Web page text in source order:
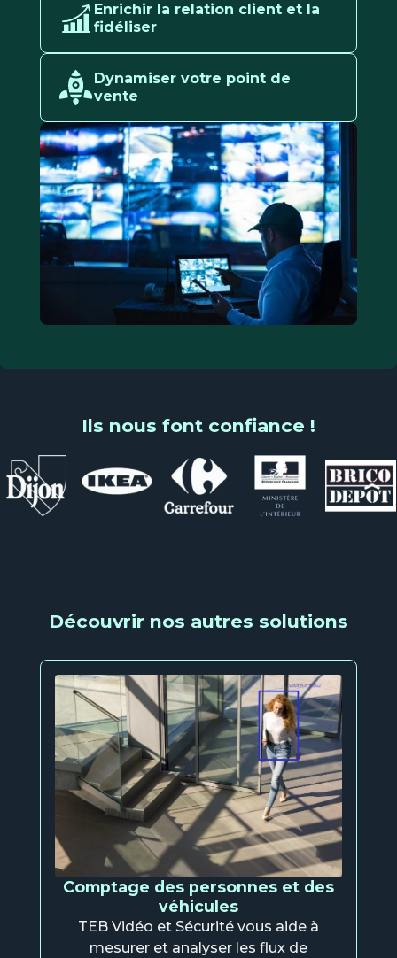
Enrichir la relation client et la
fidéliser
Dynamiser votre point de
vente
Ils nous font confiance !
Découvrir nos autres solutions
Comptage des personnes et des
véhicules
TEB Vidéo et Sécurité vous aide à
mesurer et analyser les flux de